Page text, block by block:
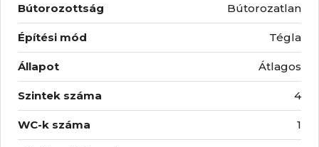
Bútorozottság Bútorozatlan
Építési mód Tégla
Állapot Átlagos
Szintek száma 4
WC-k száma 1